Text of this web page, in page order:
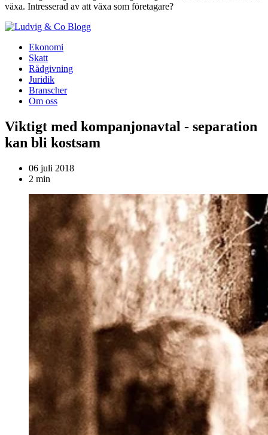
växa. Intresserad av att växa som företagare?
Blogg
Ekonomi
Skatt
Rådgivning
Juridik
Branscher
Om oss
Viktigt med kompanjonavtal - separation
kan bli kostsam
06 juli 2018
2 min